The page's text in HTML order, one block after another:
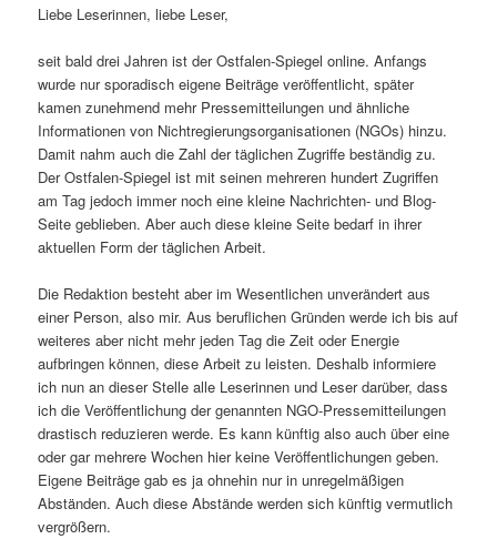
Liebe Leserinnen, liebe Leser,
seit bald drei Jahren ist der Ostfalen-Spiegel online. Anfangs
wurde nur sporadisch eigene Beiträge veröffentlicht, später
kamen zunehmend mehr Pressemitteilungen und ähnliche
Informationen von Nichtregierungsorganisationen (NGOs) hinzu.
Damit nahm auch die Zahl der täglichen Zugriffe beständig zu.
Der Ostfalen-Spiegel ist mit seinen mehreren hundert Zugriffen
am Tag jedoch immer noch eine kleine Nachrichten- und Blog-
Seite geblieben. Aber auch diese kleine Seite bedarf in ihrer
aktuellen Form der täglichen Arbeit.
Die Redaktion besteht aber im Wesentlichen unverändert aus
einer Person, also mir. Aus beruflichen Gründen werde ich bis auf
weiteres aber nicht mehr jeden Tag die Zeit oder Energie
aufbringen können, diese Arbeit zu leisten. Deshalb informiere
ich nun an dieser Stelle alle Leserinnen und Leser darüber, dass
ich die Veröffentlichung der genannten NGO-Pressemitteilungen
drastisch reduzieren werde. Es kann künftig also auch über eine
oder gar mehrere Wochen hier keine Veröffentlichungen geben.
Eigene Beiträge gab es ja ohnehin nur in unregelmäßigen
Abständen. Auch diese Abstände werden sich künftig vermutlich
vergrößern.